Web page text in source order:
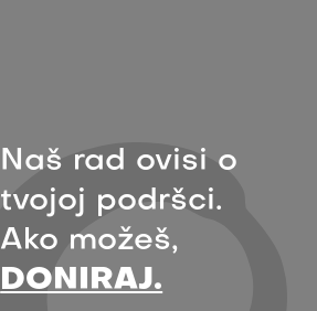
Naš rad ovisi o
tvojoj podršci.
Ako možeš,
DONIRAJ.